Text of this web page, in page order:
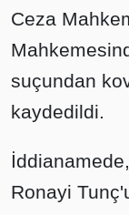
Ceza
suçundan
kaydedildi.
Ronayi